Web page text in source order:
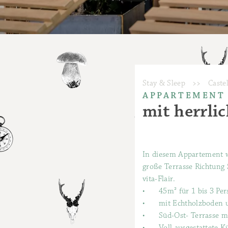
Stay & Sleep >>
mit
In diesem Appartement
große Terrasse
vita-Flair.
•
45m² für 1 bis 3
•
mit Echtholzboden
•
Süd-Ost- Terrasse